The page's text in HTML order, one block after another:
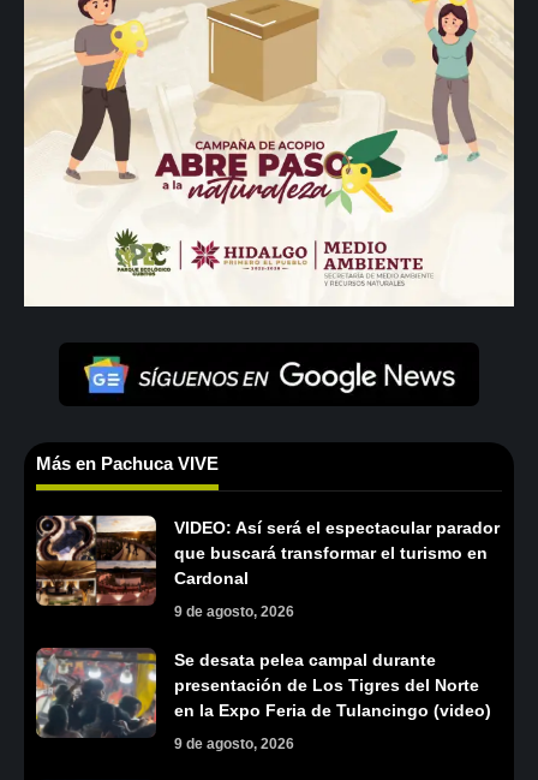
Más en Pachuca VIVE
VIDEO: Así será el espectacular parador
que buscará transformar el turismo en
Cardonal
9 de agosto, 2026
Se desata pelea campal durante
presentación de Los Tigres del Norte
en la Expo Feria de Tulancingo (video)
9 de agosto, 2026